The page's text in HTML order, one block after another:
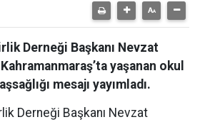
Derneği Başkanı Nevzat
yaşanan okul
mesajı yayımladı.
Derneği Başkanı Nevzat